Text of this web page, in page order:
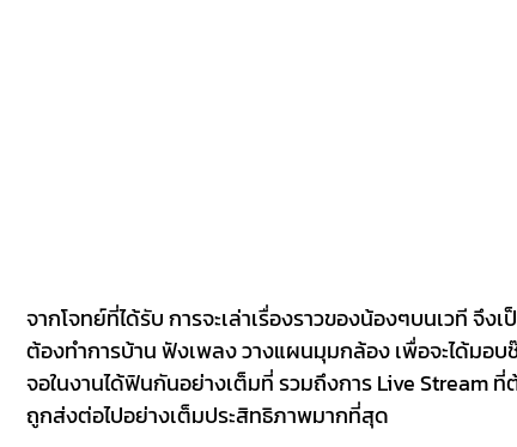
จากโจทย์ที่ได้รับ การจะเล่าเรื่องราวของน้องๆบนเวที จึ
ต้องทำการบ้าน ฟังเพลง วางแผนมุมกล้อง เพื่อจะได้มอ
จอในงานได้ฟินกันอย่างเต็มที่ รวมถึงการ Live Stream
ถูกส่งต่อไปอย่างเต็มประสิทธิภาพมากที่สุด